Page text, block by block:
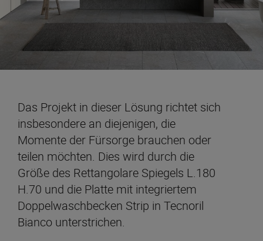
Das Projekt in dieser Lösung richtet sich
insbesondere an diejenigen, die
Momente der Fürsorge brauchen oder
teilen möchten. Dies wird durch die
Größe des Rettangolare Spiegels L.180
H.70 und die Platte mit integriertem
Doppelwaschbecken Strip in Tecnoril
Bianco unterstrichen.